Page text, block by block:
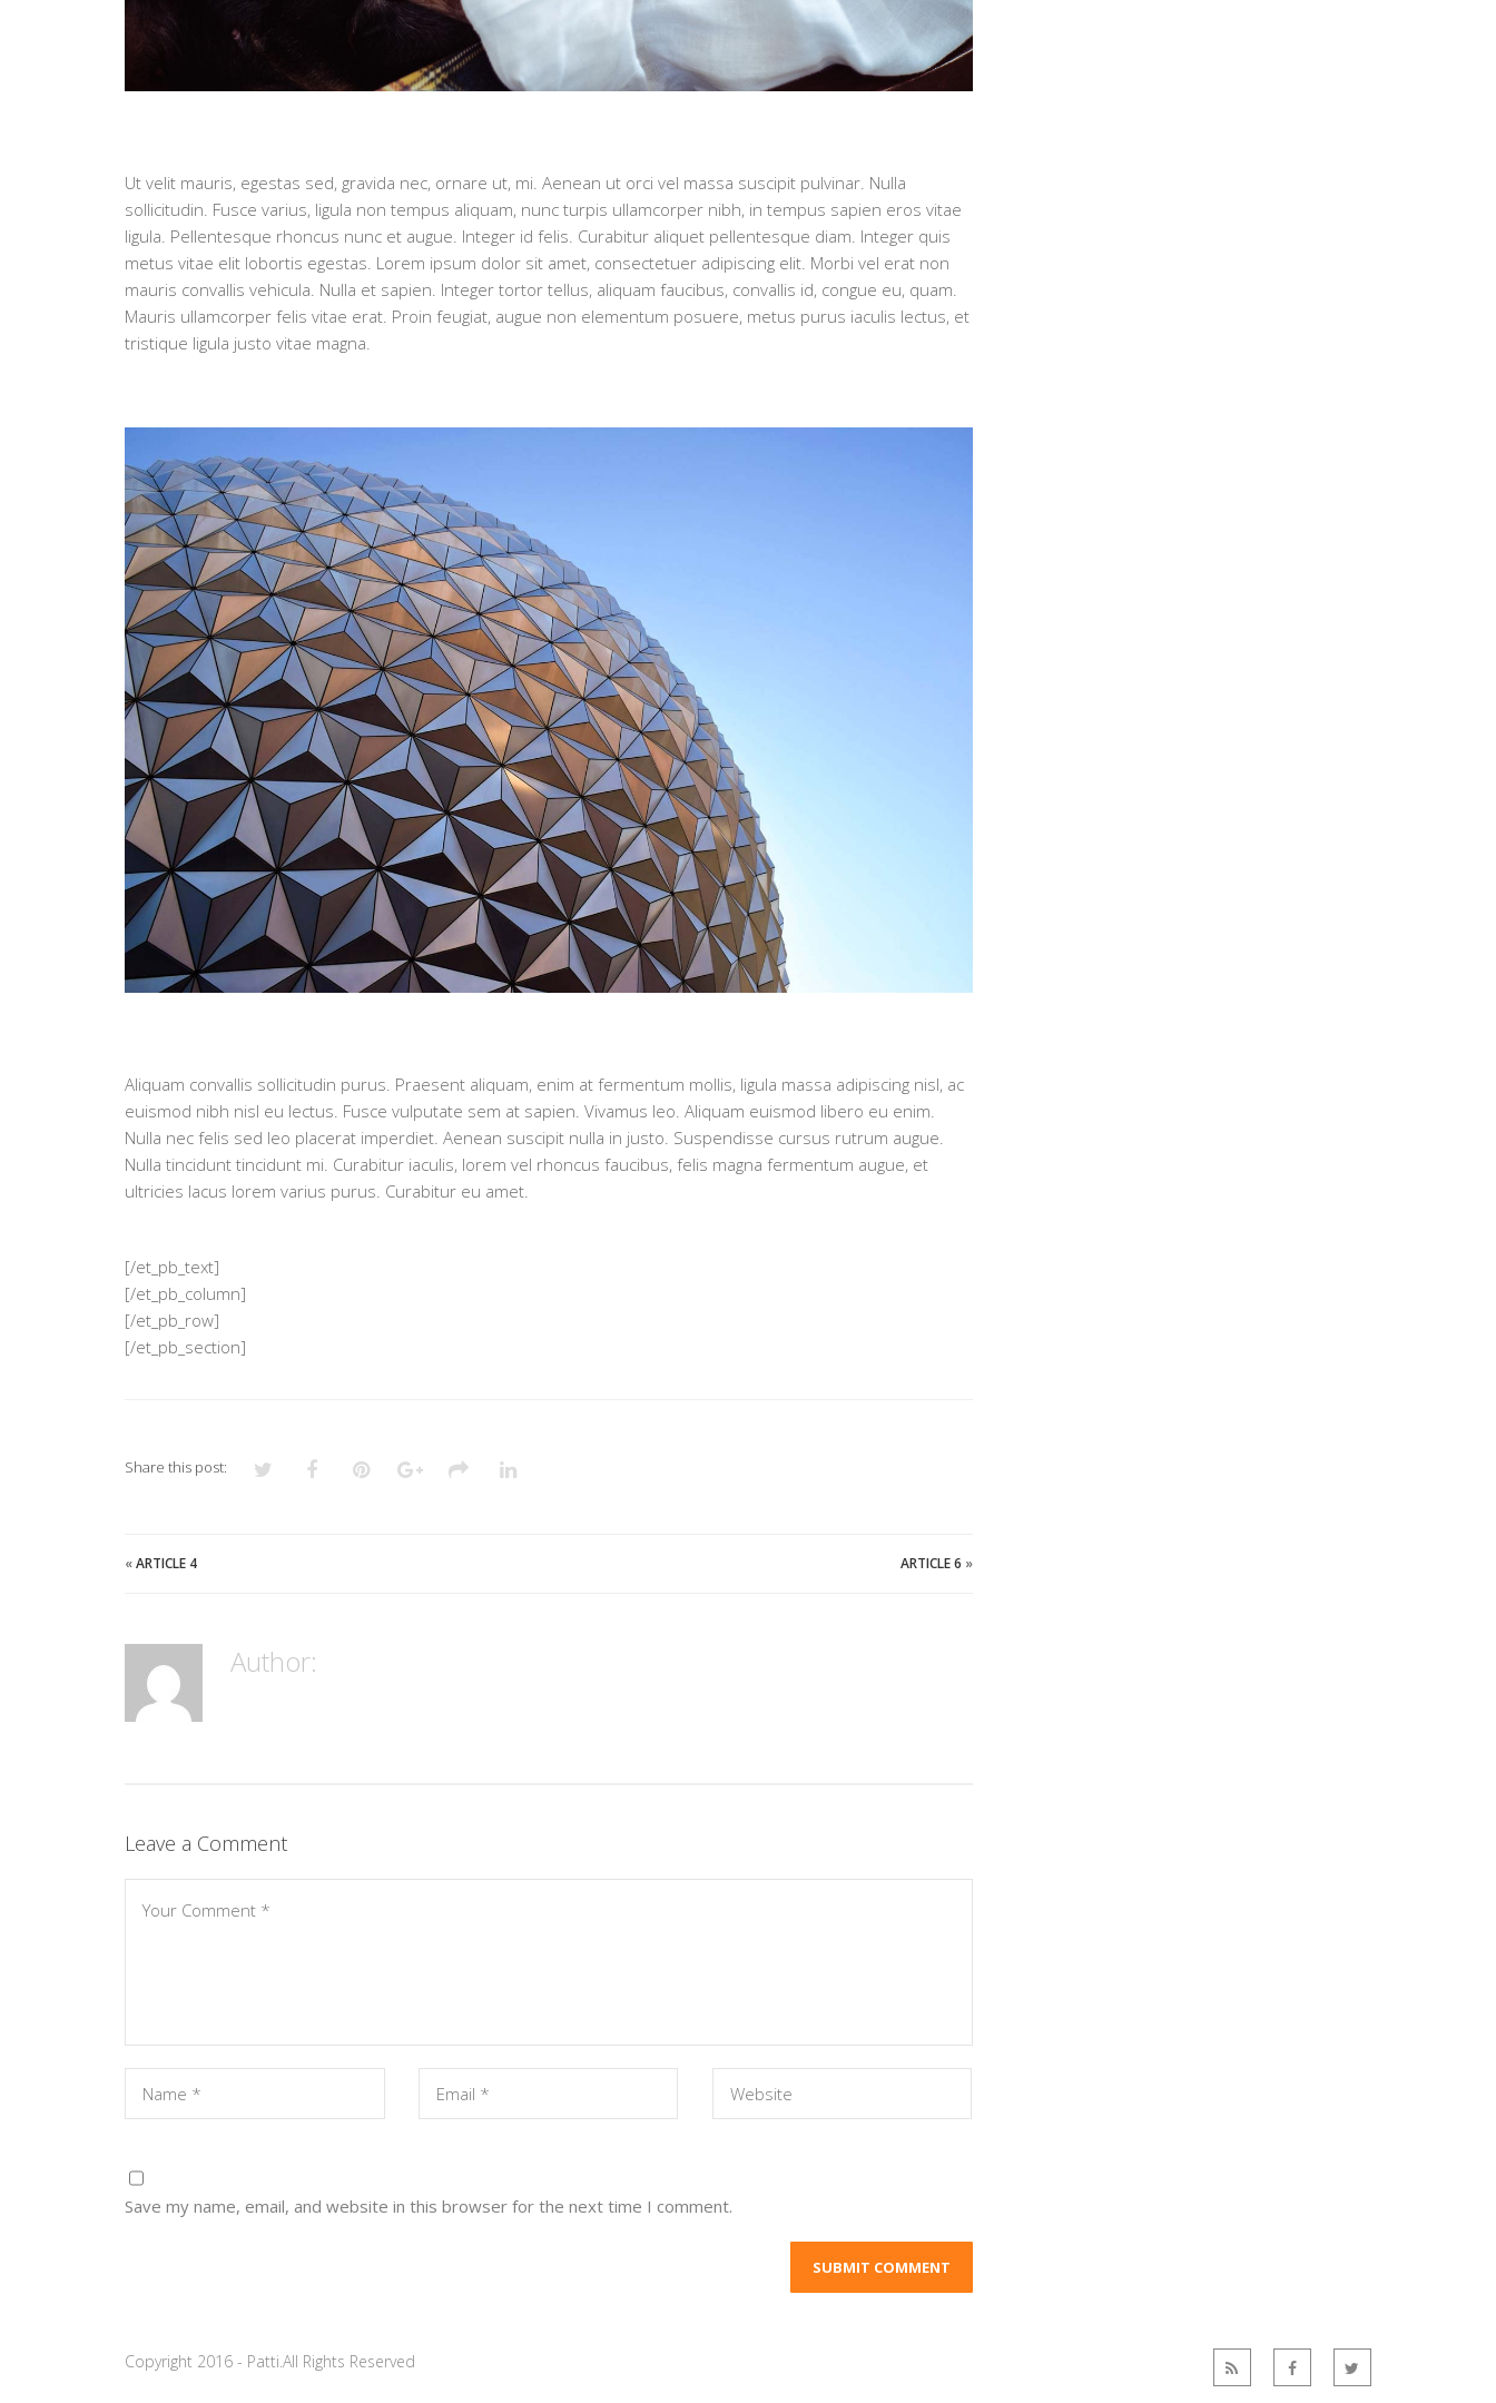
Ut velit mauris, egestas sed, gravida nec, ornare ut, mi. Aenean ut orci vel massa suscipit pulvinar. Nulla
sollicitudin. Fusce varius, ligula non tempus aliquam, nunc turpis ullamcorper nibh, in tempus sapien eros vitae
ligula. Pellentesque rhoncus nunc et augue. Integer id felis. Curabitur aliquet pellentesque diam. Integer quis
metus vitae elit lobortis egestas. Lorem ipsum dolor sit amet, consectetuer adipiscing elit. Morbi vel erat non
mauris convallis vehicula. Nulla et sapien. Integer tortor tellus, aliquam faucibus, convallis id, congue eu, quam.
Mauris ullamcorper felis vitae erat. Proin feugiat, augue non elementum posuere, metus purus iaculis lectus, et
tristique ligula justo vitae magna.
Aliquam convallis sollicitudin purus. Praesent aliquam, enim at fermentum mollis, ligula massa adipiscing nisl, ac
euismod nibh nisl eu lectus. Fusce vulputate sem at sapien. Vivamus leo. Aliquam euismod libero eu enim.
Nulla nec felis sed leo placerat imperdiet. Aenean suscipit nulla in justo. Suspendisse cursus rutrum augue.
Nulla tincidunt tincidunt mi. Curabitur iaculis, lorem vel rhoncus faucibus, felis magna fermentum augue, et
ultricies lacus lorem varius purus. Curabitur eu amet.
[/et_pb_text]
[/et_pb_column]
[/et_pb_row]
[/et_pb_section]
Share this post:
«ARTICLE 4 ARTICLE 6 »
Author:
Leave a Comment
Save my name, email, and website in this browser for the next time I comment.
Copyright 2016 - Patti.All Rights Reserved